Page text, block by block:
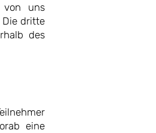
von uns
Die dritte
des
eine